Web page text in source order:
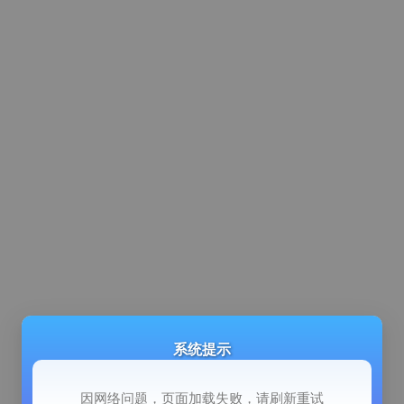
系统提示
因网络问题，页面加载失败，请刷新重试